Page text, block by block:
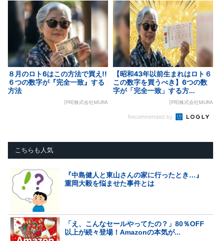
８月のロト6はこの方法で買え!!
６つの数字が『完全一致』する
方法
[PR]株式会社MURA
【昭和43年以前生まれはロト６
この数字を買うべき】6つの数
字が「完全一致」する方...
[PR]株式会社MURA
Recommended by
こちらも人気
『中島健人と東山さんの家に行ったとき…』
重岡大毅を悩ませた事件とは
「え、こんなセールやってたの？」80％OFF
以上が続々登場！Amazonの本気が...